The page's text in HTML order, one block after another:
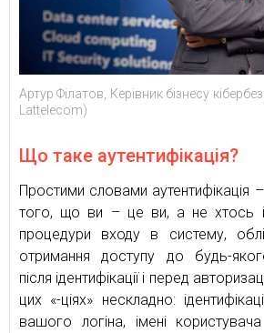
Артур Філатов, Керівник бізнесу
Lattelecom)
Що таке аутентифікація?
Простими словами аутентифікація
того, що ви – це ви, а не хтось
процедури входу в систему,
отримання доступу до будь-
після ідентифікації і перед
цих «-ціях» нескладно:
вашого логіна, імені